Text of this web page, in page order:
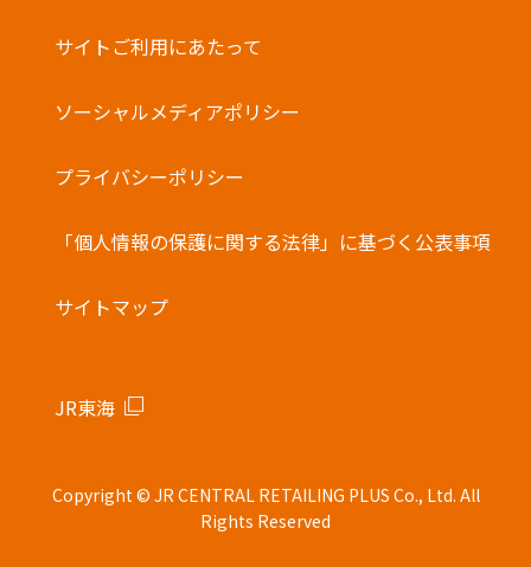
・他の電子マネーとの併用はできません。
バーコード決済
サイトご利用にあたって
ソーシャルメディアポリシー
プライバシーポリシー
「個人情報の保護に関する法律」に基づく公表事項
サイトマップ
JR東海
Copyright © JR CENTRAL RETAILING PLUS Co., Ltd. All
Rights Reserved